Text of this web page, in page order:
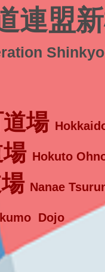
連盟
場
Hokuto
Nanae
Dojo